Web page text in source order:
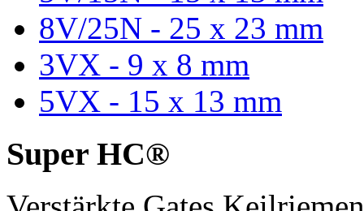
8V/25N - 25 x 23 mm
3VX - 9 x 8 mm
5VX - 15 x 13 mm
Super HC®